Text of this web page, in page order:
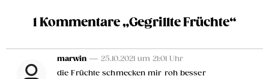
1 Kommentare „Gegrillte Früchte“
marwin — 25.10.2021 um 21:01 Uhr
die Früchte schmecken mir roh besser